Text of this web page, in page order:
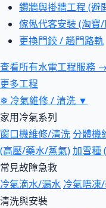
鑽牆與掛牆工程 (避
傢俬代客安裝 (淘寶/
更換門鉸 / 趟門路軌
查看所有水電工程服務 →
更多工程
❄ 冷氣維修 / 清洗 ▼
家用冷氣系列
窗口機維修/清洗 分體機
(高壓/藥水/蒸氣)加雪種
常見故障急救
冷氣滴水/漏水 冷氣唔凍
清洗與安裝